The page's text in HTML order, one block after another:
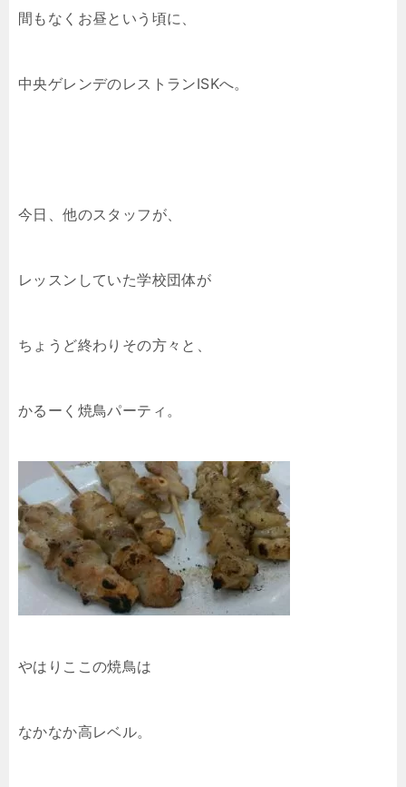
間もなくお昼という頃に、
中央ゲレンデのレストランISKへ。
今日、他のスタッフが、
レッスンしていた学校団体が
ちょうど終わりその方々と、
かるーく焼鳥パーティ。
やはりここの焼鳥は
なかなか高レベル。